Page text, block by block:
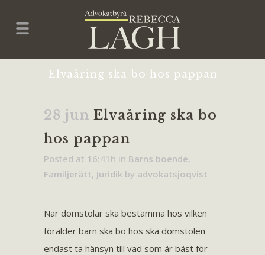
Elvaåring ska bo hos pappan
28 jun Elvaåring ska bo
hos pappan
Posted at 16:41h in Barns boende,
Familjerätt, Juridik by advokatsjoqvist
När domstolar ska bestämma hos vilken
förälder barn ska bo hos ska domstolen
endast ta hänsyn till vad som är bäst för